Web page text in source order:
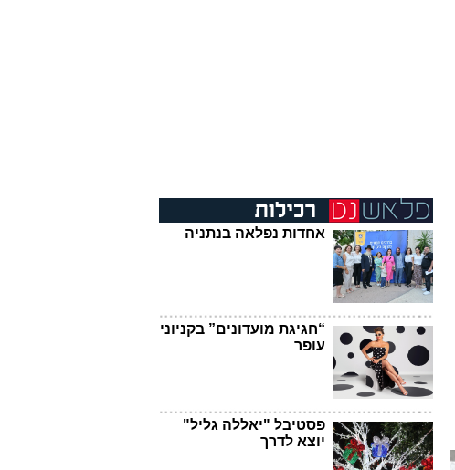
אחדות נפלאה בנתניה
“חגיגת מועדונים” בקניוני
עופר
פסטיבל "יאללה גליל"
יוצא לדרך